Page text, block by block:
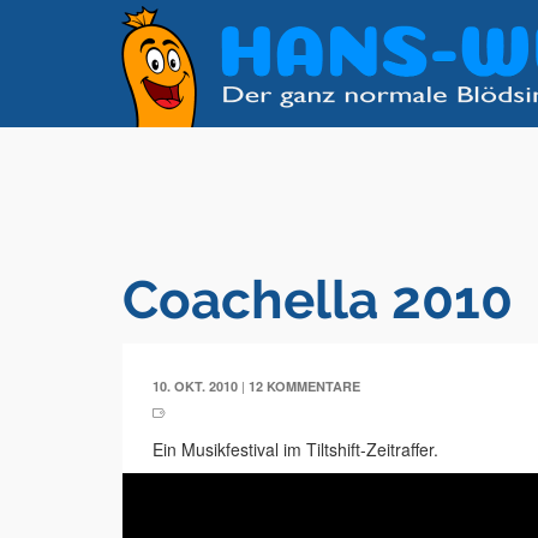
Coachella 2010
10. OKT. 2010 | 12 KOMMENTARE
Ein Musikfestival im Tiltshift-Zeitraffer.